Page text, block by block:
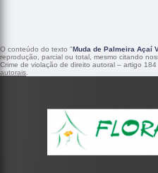
O conteúdo do texto "Muda de Palmeira Açaí
reprodução, parcial ou total, mesmo citando
Crime de violação de direito autoral – artigo
autorais